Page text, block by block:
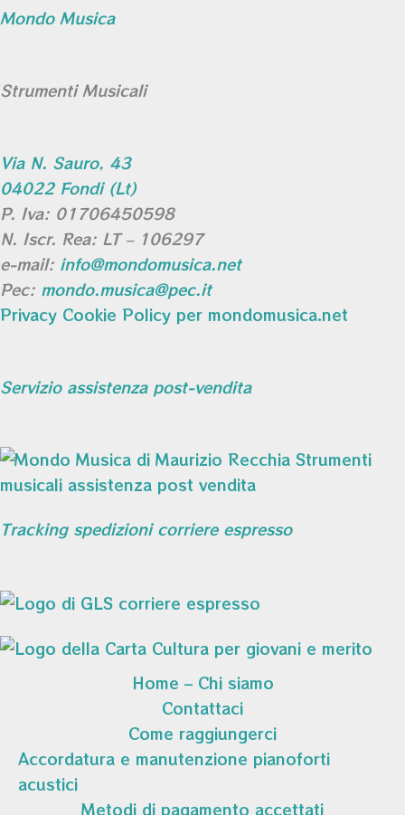
Mondo Musica
Strumenti Musicali
Via N. Sauro, 43
04022 Fondi (Lt)
P. Iva: 01706450598
N. Iscr. Rea: LT – 106297
e-mail: info@mondomusica.net
Pec: mondo.musica@pec.it
Privacy Cookie Policy per mondomusica.net
Servizio assistenza post-vendita
Tracking spedizioni corriere espresso
Home – Chi siamo
Contattaci
Come raggiungerci
Accordatura e manutenzione pianoforti
acustici
Metodi di pagamento accettati